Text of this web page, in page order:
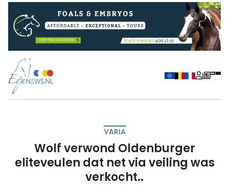
VARIA
Wolf verwond Oldenburger
eliteveulen dat net via veiling was
verkocht..